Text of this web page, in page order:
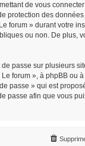
de vous
protection des
forum » durant votre
ou non. De plus,
passe sur plusieurs
forum », à phpBB ou
passe » qui est
passe afin que vous